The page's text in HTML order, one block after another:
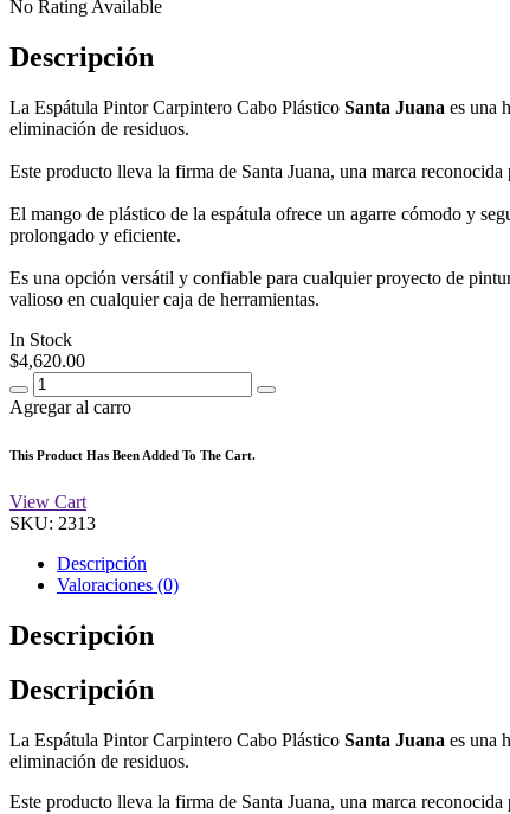
No Rating Available
Descripción
La Espátula Pintor Carpintero Cabo Plástico Santa Juana es una
eliminación de residuos.
Este producto lleva la firma de Santa Juana, una marca
El mango de plástico de la espátula ofrece un agarre cómodo y
prolongado y eficiente.
Es una opción versátil y confiable para cualquier proyecto de
valioso en cualquier caja de herramientas.
In Stock
$4,620.00
Agregar al carro
This Product Has Been Added To The Cart.
View Cart
SKU: 2313
Descripción
Valoraciones (0)
Descripción
Descripción
La Espátula Pintor Carpintero Cabo Plástico Santa Juana es una
eliminación de residuos.
Este producto lleva la firma de Santa Juana, una marca